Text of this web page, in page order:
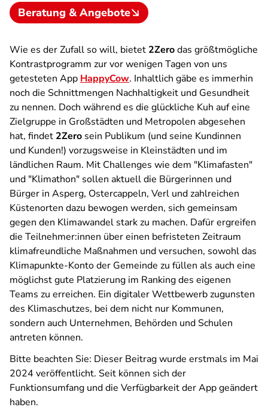
Beratung & Angebote
Wie es der Zufall so will, bietet 2Zerodas größtmögliche
Kontrastprogramm zur vor wenigen Tagen von uns
getesteten App HappyCow. Inhaltlich gäbe es immerhin
noch die Schnittmengen Nachhaltigkeit und Gesundheit
zu nennen. Doch während es die glückliche Kuh auf eine
Zielgruppe in Großstädten und Metropolen abgesehen
hat, findet 2Zero sein Publikum (und seine Kundinnen
und Kunden!) vorzugsweise in Kleinstädten und im
ländlichen Raum. Mit Challenges wie dem "Klimafasten"
und "Klimathon" sollen aktuell die Bürgerinnen und
Bürger in Asperg, Ostercappeln, Verl und zahlreichen
Küstenorten dazu bewogen werden, sich gemeinsam
gegen den Klimawandel stark zu machen. Dafür ergreifen
die Teilnehmer:innen über einen befristeten Zeitraum
klimafreundliche Maßnahmen und versuchen, sowohl das
Klimapunkte-Konto der Gemeinde zu füllen als auch eine
möglichst gute Platzierung im Ranking des eigenen
Teams zu erreichen. Ein digitaler Wettbewerb zugunsten
des Klimaschutzes, bei dem nicht nur Kommunen,
sondern auch Unternehmen, Behörden und Schulen
antreten können.
Bitte beachten Sie: Dieser Beitrag wurde erstmals im Mai
2024 veröffentlicht. Seit können sich der
Funktionsumfang und die Verfügbarkeit der App geändert
haben.